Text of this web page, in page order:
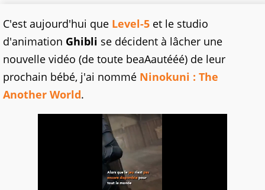
C'est aujourd'hui que Level-5 et le studio
d'animation Ghibli se décident à lâcher une
nouvelle vidéo (de toute beaAautééé) de leur
prochain bébé, j'ai nommé Ninokuni : The
Another World.